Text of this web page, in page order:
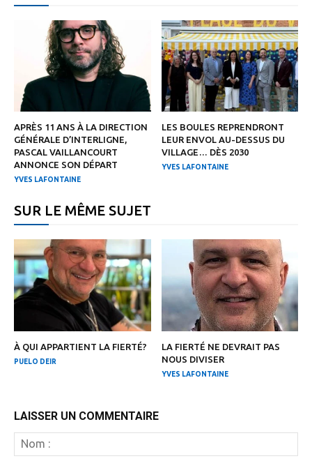
APRÈS 11 ANS À LA DIRECTION
GÉNÉRALE D’INTERLIGNE,
PASCAL VAILLANCOURT
ANNONCE SON DÉPART
YVES LAFONTAINE
LES BOULES REPRENDRONT
LEUR ENVOL AU-DESSUS DU
VILLAGE… DÈS 2030
YVES LAFONTAINE
SUR LE MÊME SUJET
À QUI APPARTIENT LA FIERTÉ?
PUELO DEIR
LA FIERTÉ NE DEVRAIT PAS
NOUS DIVISER
YVES LAFONTAINE
LAISSER UN COMMENTAIRE
: